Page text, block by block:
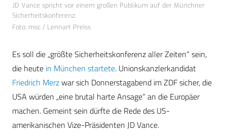
JD Vance spricht vor einem großen Publikum auf der Münchner
Sicherheitskonferenz.
Foto: msc / Lennart Preiss
Es soll die „größte Sicherheitskonferenz aller Zeiten“ sein,
die heute in München startete. Unionskanzlerkandidat
Friedrich Merzwar sich Donnerstagabend im ZDF sicher, die
USA würden „eine brutal harte Ansage“ an die Europäer
machen. Gemeint sein dürfte die Rede des US-
amerikanischen Vize-Präsidenten JD Vance.